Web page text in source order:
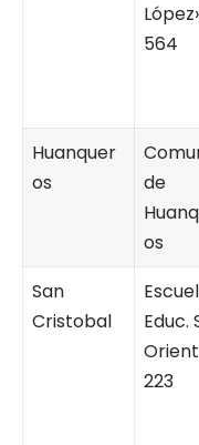
564
Huanquer
os
de
os
San
Cristobal
Educ.
223